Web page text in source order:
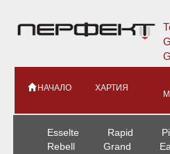
НАЧАЛО ХАРТИЯ
Esselte Rapid
Rebell
Grand